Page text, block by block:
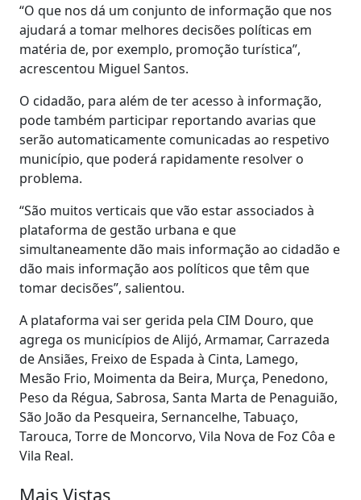
“O que nos dá um conjunto de informação que nos
ajudará a tomar melhores decisões políticas em
matéria de, por exemplo, promoção turística”,
acrescentou Miguel Santos.
O cidadão, para além de ter acesso à informação,
pode também participar reportando avarias que
serão automaticamente comunicadas ao respetivo
município, que poderá rapidamente resolver o
problema.
“São muitos verticais que vão estar associados à
plataforma de gestão urbana e que
simultaneamente dão mais informação ao cidadão e
dão mais informação aos políticos que têm que
tomar decisões”, salientou.
A plataforma vai ser gerida pela CIM Douro, que
agrega os municípios de Alijó, Armamar, Carrazeda
de Ansiães, Freixo de Espada à Cinta, Lamego,
Mesão Frio, Moimenta da Beira, Murça, Penedono,
Peso da Régua, Sabrosa, Santa Marta de Penaguião,
São João da Pesqueira, Sernancelhe, Tabuaço,
Tarouca, Torre de Moncorvo, Vila Nova de Foz Côa e
Vila Real.
Mais Vistas